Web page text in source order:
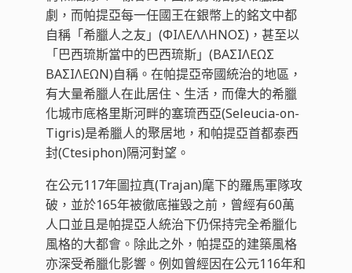
劇，而帕提亞每一任國王在銀幣上的銘文中都
自稱「希臘人之友」(ΦΙΛΕΛΛΗΝΟΣ)，甚至以
「巴西琉斯當中的巴西琉斯」(ΒΑΣΙΛΕΩΣ
ΒΑΣΙΛΕΩΝ)自稱。在帕提亞帝國統治的地區，
有大量希臘人在此居住、生活，而偉大的希臘
化城市底格里斯河畔的塞琉西亞(Seleucia-on-
Tigris)是希臘人的聚居地，和帕提亞首都泰西
封(Ctesiphon)隔河對望。
在公元117年圖拉真(Trajan)麾下的羅馬軍隊攻
破，並於165年被徹底摧毀之前，曾經有60萬
人口並且是帕提亞人統治下仍保持完全希臘化
風格的大都會。除此之外，帕提亞的建築風格
亦深受希臘化影響。例如曾經因在公元116年和